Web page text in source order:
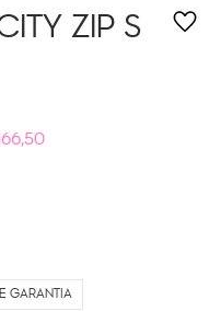
ZIP S
GARANTIA